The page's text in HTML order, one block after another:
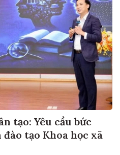
tạo: Yêu cầu bức
tạo Khoa học xã